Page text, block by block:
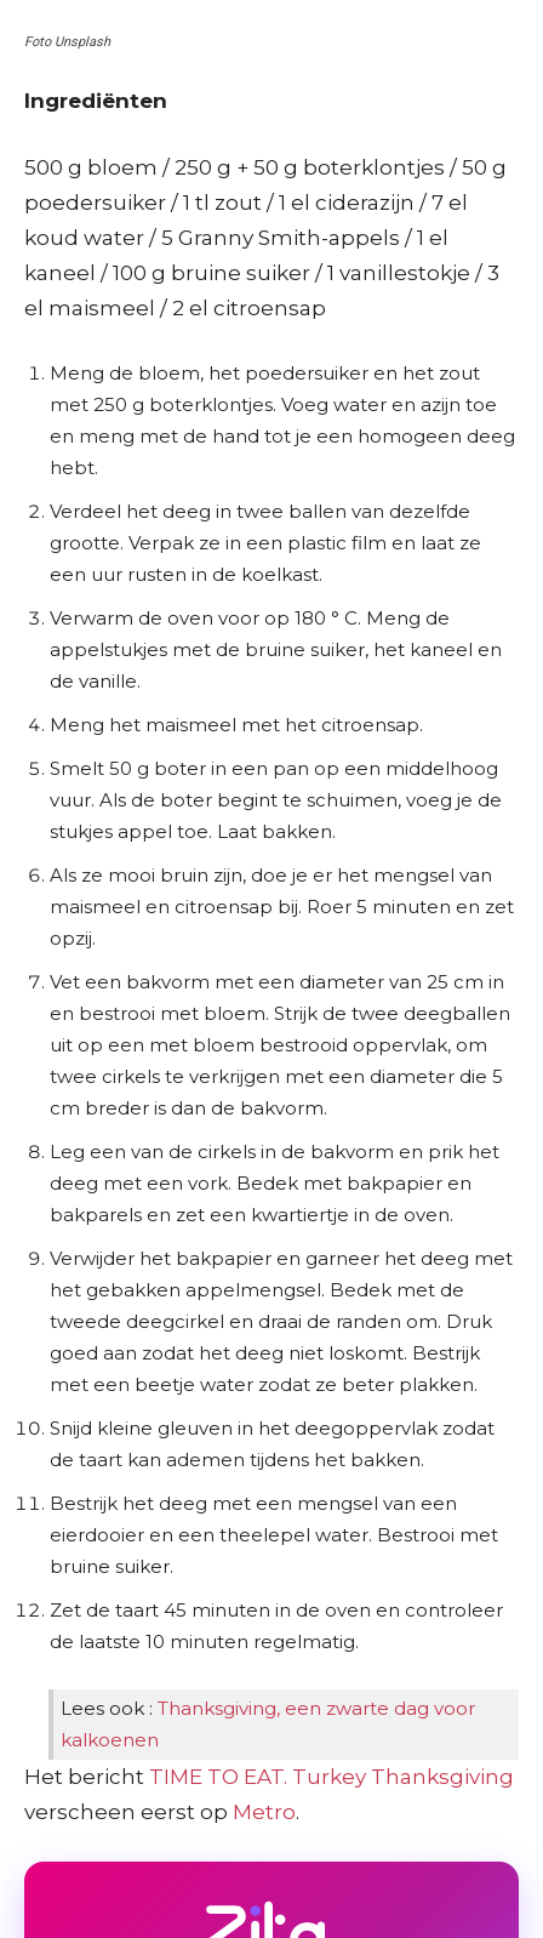
Foto Unsplash
Ingrediënten
500 g bloem / 250 g + 50 g boterklontjes / 50 g
poedersuiker / 1 tl zout / 1 el ciderazijn / 7 el
koud water / 5 Granny Smith-appels / 1 el
kaneel / 100 g bruine suiker / 1 vanillestokje / 3
el maismeel / 2 el citroensap
Meng de bloem, het poedersuiker en het zout
met 250 g boterklontjes. Voeg water en azijn toe
en meng met de hand tot je een homogeen deeg
hebt.
Verdeel het deeg in twee ballen van dezelfde
grootte. Verpak ze in een plastic film en laat ze
een uur rusten in de koelkast.
Verwarm de oven voor op 180 ° C. Meng de
appelstukjes met de bruine suiker, het kaneel en
de vanille.
Meng het maismeel met het citroensap.
Smelt 50 g boter in een pan op een middelhoog
vuur. Als de boter begint te schuimen, voeg je de
stukjes appel toe. Laat bakken.
Als ze mooi bruin zijn, doe je er het mengsel van
maismeel en citroensap bij. Roer 5 minuten en zet
opzij.
Vet een bakvorm met een diameter van 25 cm in
en bestrooi met bloem. Strijk de twee deegballen
uit op een met bloem bestrooid oppervlak, om
twee cirkels te verkrijgen met een diameter die 5
cm breder is dan de bakvorm.
Leg een van de cirkels in de bakvorm en prik het
deeg met een vork. Bedek met bakpapier en
bakparels en zet een kwartiertje in de oven.
Verwijder het bakpapier en garneer het deeg met
het gebakken appelmengsel. Bedek met de
tweede deegcirkel en draai de randen om. Druk
goed aan zodat het deeg niet loskomt. Bestrijk
met een beetje water zodat ze beter plakken.
Snijd kleine gleuven in het deegoppervlak zodat
de taart kan ademen tijdens het bakken.
Bestrijk het deeg met een mengsel van een
eierdooier en een theelepel water. Bestrooi met
bruine suiker.
Zet de taart 45 minuten in de oven en controleer
de laatste 10 minuten regelmatig.
Lees ook : Thanksgiving, een zwarte dag voor
kalkoenen
Het bericht TIME TO EAT. Turkey Thanksgiving
verscheen eerst op Metro.